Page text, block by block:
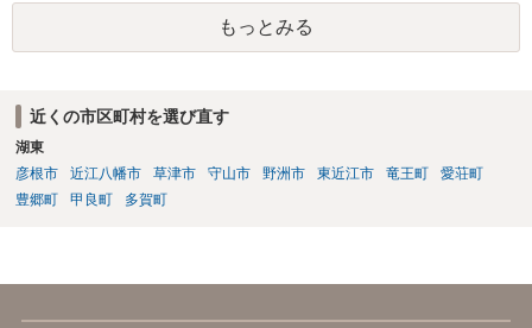
もっとみる
近くの市区町村を選び直す
湖東
彦根市
近江八幡市 草津市 守山市 野洲市 東近江市 竜王町
愛荘町
豊郷町
甲良町 多賀町